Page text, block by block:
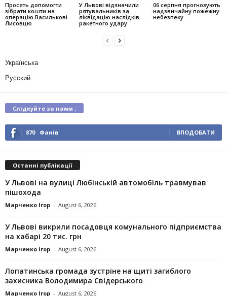
Просять допомогти
зібрати кошти на
операцію Василькові
Лисовцю
У Львові відзначили
рятувальників за
ліквідацію наслідків
ракетного удару
06 серпня прогнозують
надзвичайну пожежну
небезпеку
Українська
Русский
Слідкуйте за нами :
870 Фанів ВПОДОБАТИ
Останні публікації
У Львові на вулиці Любінській автомобіль травмував
пішохода
Марченко Ігор - August 6, 2026
У Львові викрили посадовця комунального підприємства
на хабарі 20 тис. грн
Марченко Ігор - August 6, 2026
Лопатинська громада зустріне на щиті загиблого
захисника Володимира Свідерського
Марченко Ігор - August 6, 2026